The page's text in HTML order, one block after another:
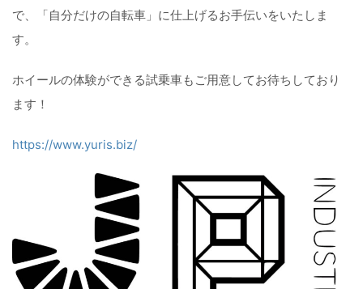
で、「自分だけの自転車」に仕上げるお手伝いをいたしま
す。
ホイールの体験ができる試乗車もご用意してお待ちしており
ます！
https://www.yuris.biz/